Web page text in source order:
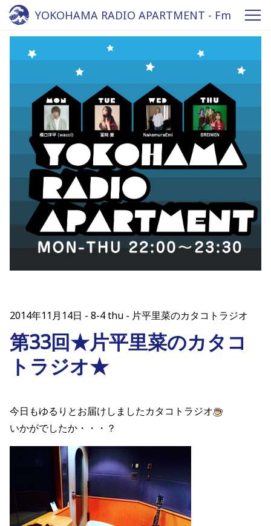
YOKOHAMA RADIO APARTMENT - Fm
yokohama 84.7
2014年11月14日 8-4 thu - 片平里菜のカタコトラジオ
第33回★片平里菜のカタコ
トラジオ★
今日もゆるりとお届けしましたカタコトラジオ
いかがでしたか・・・？